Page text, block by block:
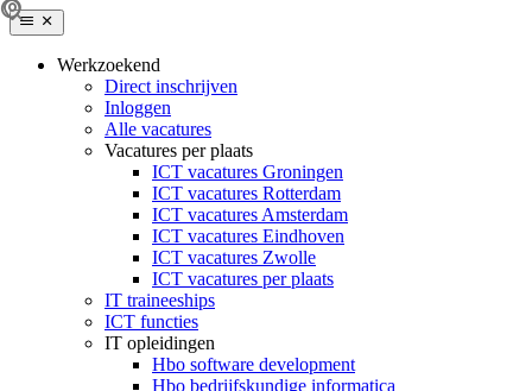
Werkzoekend
Direct inschrijven
Inloggen
Alle vacatures
Vacatures per plaats
ICT vacatures Groningen
ICT vacatures Rotterdam
ICT vacatures Amsterdam
ICT vacatures Eindhoven
ICT vacatures Zwolle
ICT vacatures per plaats
IT traineeships
ICT functies
IT opleidingen
Hbo software development
Hbo bedrijfskundige informatica